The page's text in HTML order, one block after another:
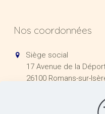
Nos coordonnées
Siège social
17 Avenue de la
26100 Romans-sur-